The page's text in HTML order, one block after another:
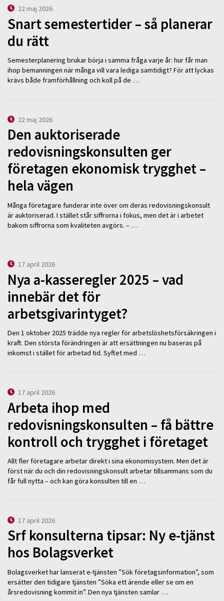
22 maj 2026
Snart semestertider – så planerar
du rätt
Semesterplanering brukar börja i samma fråga varje år: hur får man
ihop bemanningen när många vill vara lediga samtidigt? För att lyckas
krävs både framförhållning och koll på de …
22 maj 2026
Den auktoriserade
redovisningskonsulten ger
företagen ekonomisk trygghet –
hela vägen
Många företagare funderar inte över om deras redovisningskonsult
är auktoriserad. I stället står siffrorna i fokus, men det är i arbetet
bakom siffrorna som kvaliteten avgörs. – …
17 april 2026
Nya a-kasseregler 2025 – vad
innebär det för
arbetsgivarintyget?
Den 1 oktober 2025 trädde nya regler för arbetslöshetsförsäkringen i
kraft. Den största förändringen är att ersättningen nu baseras på
inkomst i stället för arbetad tid. Syftet med …
17 april 2026
Arbeta ihop med
redovisningskonsulten – få bättre
kontroll och trygghet i företaget
Allt fler företagare arbetar direkt i sina ekonomisystem. Men det är
först när du och din redovisningskonsult arbetar tillsammans som du
får full nytta – och kan göra konsulten till en …
17 april 2026
Srf konsulterna tipsar: Ny e-tjänst
hos Bolagsverket
Bolagsverket har lanserat e-tjänsten ”Sök företagsinformation”, som
ersätter den tidigare tjänsten ”Söka ett ärende eller se om en
årsredovisning kommit in”. Den nya tjänsten samlar …